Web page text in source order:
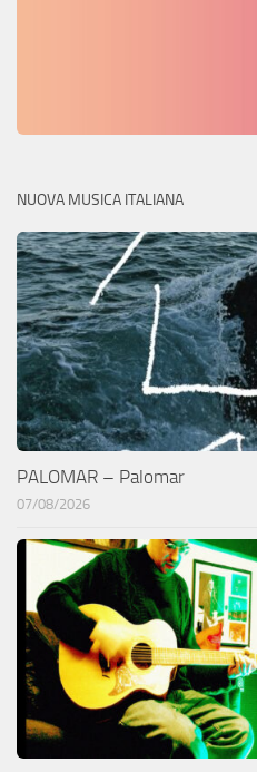
NUOVA MUSICA ITALIANA
PALOMAR – Palomar
07/08/2026